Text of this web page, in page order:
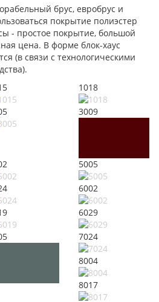
брус, евробрус и
покрытие полиэстер
- простое покрытие, большой
цена. В форме блок-хаус
(в связи с технологическими
1018
3009
5005
6002
6029
7024
8004
8017